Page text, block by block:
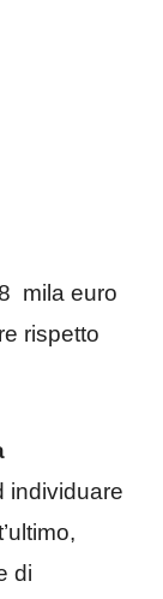
mila euro
rispetto
individuare
di